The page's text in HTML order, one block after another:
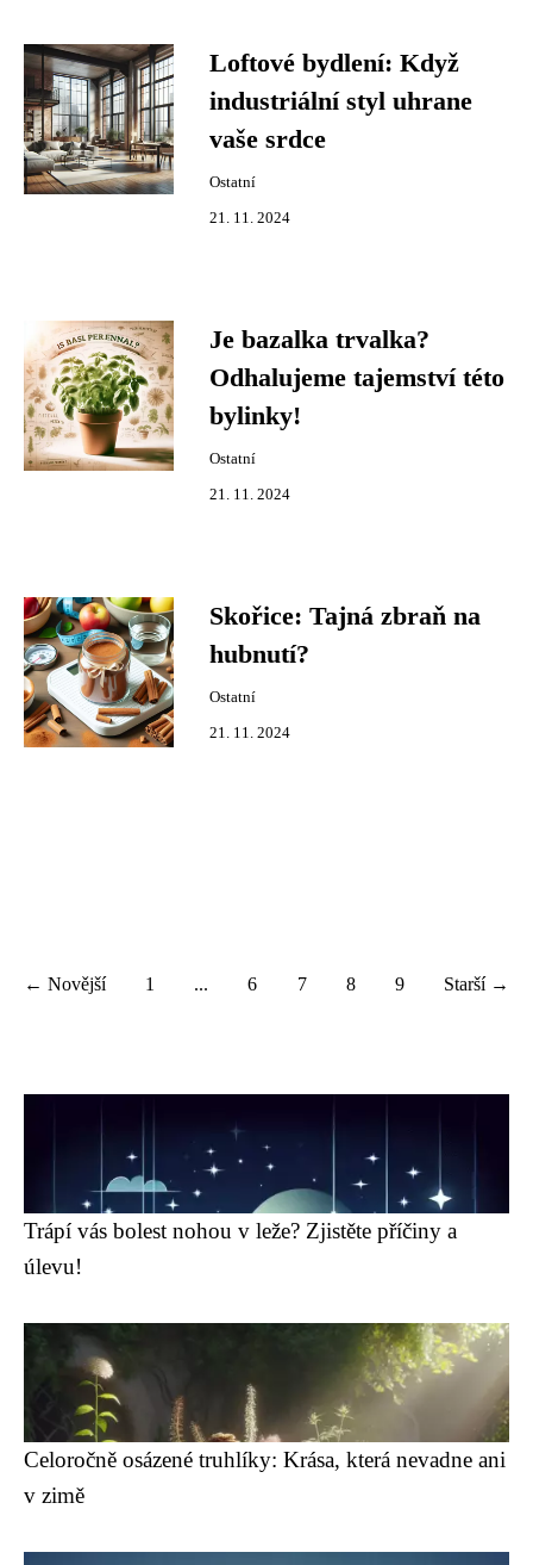
Loftové bydlení: Když
industriální styl uhrane
vaše srdce
Ostatní
21. 11. 2024
Je bazalka trvalka?
Odhalujeme tajemství této
bylinky!
Ostatní
21. 11. 2024
Skořice: Tajná zbraň na
hubnutí?
Ostatní
21. 11. 2024
← Novější 1 ... 6 7 8 9 Starší →
Trápí vás bolest nohou v leže? Zjistěte příčiny a
úlevu!
Celoročně osázené truhlíky: Krása, která nevadne ani
v zimě